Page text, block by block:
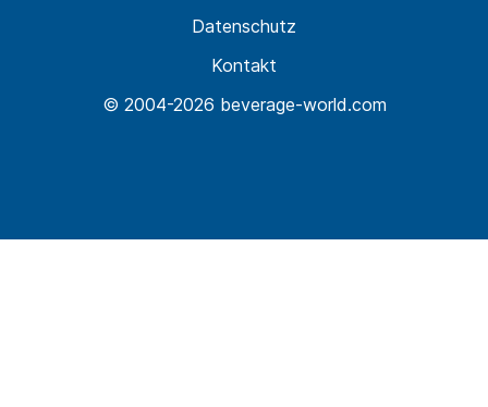
© 2004-2026 beverage-world.com
Kontakt
Datenschutz